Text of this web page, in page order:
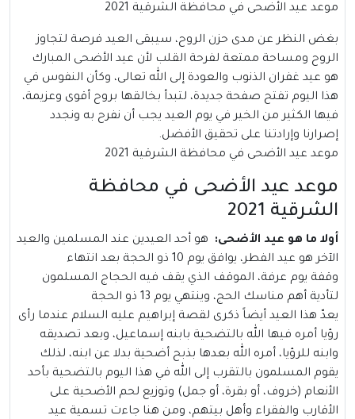
موعد عيد الأضحى في محافظة الشرقية 2021
بغض النظر عن مدى حزن الروح، سيبقى العيد فرصة لتجاوز
الروح ومساحة ممتعة لفرحة القلب لأن عيد الأضحى المبارك
هو عيد غفران الذنوب والعودة إلى الله تعالى، وكأن النفوس في
هذا اليوم تفتح صفحة جديدة، لتبدأ بخالقها بروح أقوى وعزيمة،
فيها الكثير من الخير في يوم العيد يجب أن نفرح به ونجدد
إصرارنا وإرادتنا على تحقيق الأفضل.
موعد عيد الأضحى في محافظة الشرقية 2021
موعد عيد الأضحى في محافظة
الشرقية 2021
أولا ما هو عيد الأضحى: هو أحد العيدين عند المسلمين والعيد
الآخر هو عيد الفطر، يوافق يوم 10 ذو الحجة بعد انتهاء
وقفة يوم عرفة، الموقف الذي يقف فيه الحجاج المسلمون
لتأدية أهم مناسك الحج، وينتهي يوم 13 ذو الحجة
يعدّ هذا العيد أيضاً ذكرى لقصة إبراهيم عليه السلام عندما رأى
رؤيا أمره فيها الله بالتضحية بابنه إسماعيل، وبعد تصديقه
وابنه للرؤيا، أمره الله بعدها بذبح أضحية بدلا عن ابنه، لذلك
يقوم المسلمون بالتقرب إلى الله في هذا اليوم بالتضحية بأحد
الأنعام (خروف، أو بقرة، أو جمل) وتوزيع لحم الأضحية على
الأقارب والفقراء وأهل بيتهم، ومن هنا جاءت تسمية عيد